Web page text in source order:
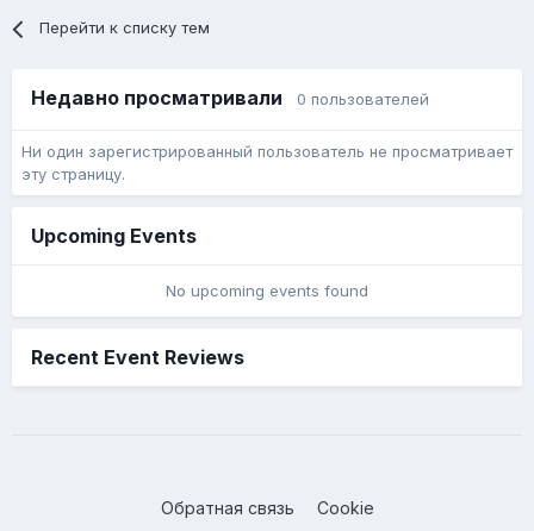
Перейти к списку тем
Недавно просматривали 0 пользователей
Ни один зарегистрированный пользователь не просматривает
эту страницу.
Upcoming Events
No upcoming events found
Recent Event Reviews
Обратная связь Cookie